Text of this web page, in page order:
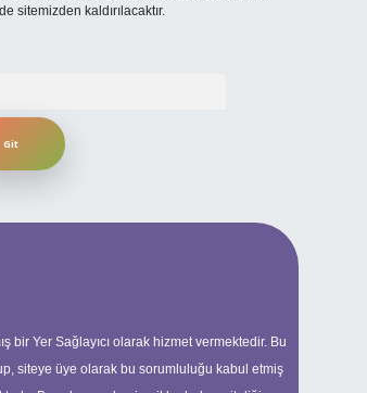
sitemizden kaldırılacaktır.
bir Yer Sağlayıcı olarak hizmet vermektedir. Bu
siteye üye olarak bu sorumluluğu kabul etmiş